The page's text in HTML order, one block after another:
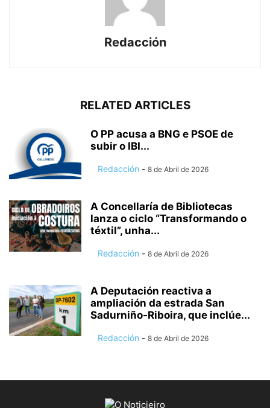
Redacción
RELATED ARTICLES
O PP acusa a BNG e PSOE de
subir o IBI...
Redacción - 8 de Abril de 2026
A Concellaría de Bibliotecas
lanza o ciclo “Transformando o
téxtil”, unha...
Redacción - 8 de Abril de 2026
A Deputación reactiva a
ampliación da estrada San
Sadurniño-Riboira, que inclúe...
Redacción - 8 de Abril de 2026